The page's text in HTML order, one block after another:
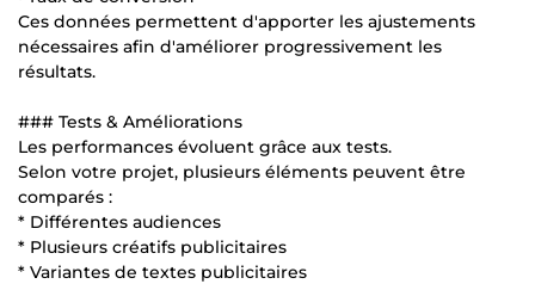
Ces données permettent d'apporter les ajustements
nécessaires afin d'améliorer progressivement les
résultats.
### Tests & Améliorations
Les performances évoluent grâce aux tests.
Selon votre projet, plusieurs éléments peuvent être
comparés :
* Différentes audiences
* Plusieurs créatifs publicitaires
* Variantes de textes publicitaires